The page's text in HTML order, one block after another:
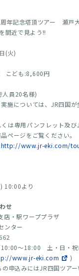
年記念塔頂ツアー 瀬戸
間近で見よう!!
(火)
こども:8,600円
人員20名様)
施については、JR四国が
は専用パンフレット及び
ページをご覧ください。
http://www.jr-eki.com/
10:00より
せ
店・駅ワーププラザ
ンター
10:00～18:00 土・日・
www.jr-eki.com
)
申込みにはJR四国ツア